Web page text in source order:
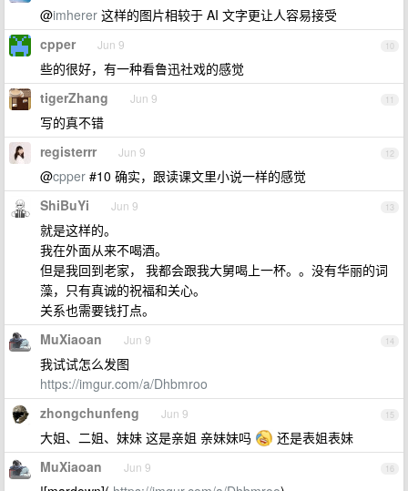
@imherer 这样的图片相较于 AI 文字更让人容易接受
10
cpper Jun 9
些的很好，有一种看鲁迅社戏的感觉
11
tigerZhang Jun 9
写的真不错
12
registerrr Jun 9
@cpper #10 确实，跟读课文里小说一样的感觉
13
ShiBuYi Jun 9
就是这样的。
我在外面从来不喝酒。
但是我回到老家， 我都会跟我大舅喝上一杯。。没有华丽的词
藻，只有真诚的祝福和关心。
关系也需要钱打点。
14
MuXiaoan Jun 9
我试试怎么发图
https://imgur.com/a/Dhbmroo
15
zhongchunfeng Jun 9
大姐、二姐、妹妹 这是亲姐 亲妹妹吗 还是表姐表妹
16
MuXiaoan Jun 9